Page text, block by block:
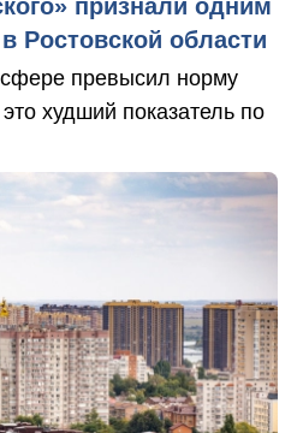
признали одним
Ростовской области
превысил норму
худший показатель по